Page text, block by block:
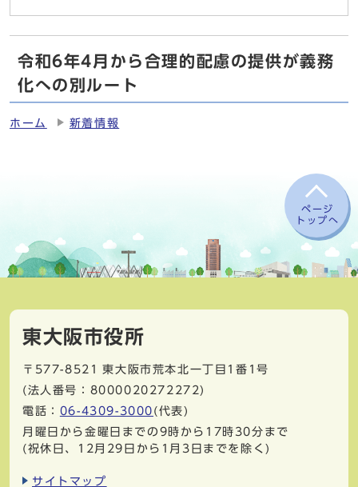
令和6年4月から合理的配慮の提供が義務
化への別ルート
ホーム 新着情報
ページ
トップへ
東大阪市役所
〒577-8521
東大阪市荒本北一丁目1番1号
(法人番号：8000020272272)
電話： 06-4309-3000 (代表)
月曜日から金曜日までの9時から17時30分まで
(祝休日、12月29日から1月3日までを除く)
サイトマップ